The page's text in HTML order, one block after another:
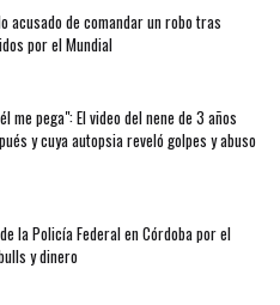
acusado de comandar un robo tras
por el Mundial
me pega": El video del nene de 3 años
y cuya autopsia reveló golpes y abuso
la Policía Federal en Córdoba por el
y dinero